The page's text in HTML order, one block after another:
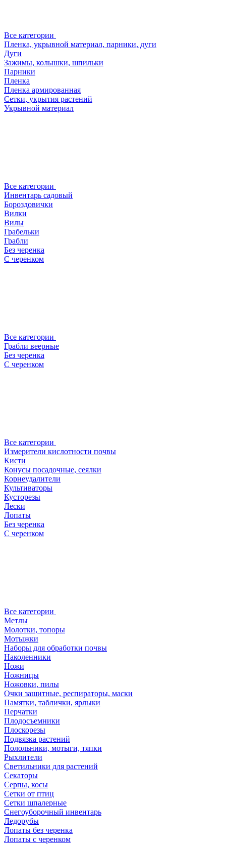
Все категории
Пленка, укрывной материал, парники, дуги
Дуги
Зажимы, колышки, шпильки
Парники
Пленка
Пленка армированная
Сетки, укрытия растений
Укрывной материал
Все категории
Инвентарь садовый
Бороздовички
Вилки
Вилы
Грабельки
Грабли
Без черенка
С черенком
Все категории
Грабли веерные
Без черенка
С черенком
Все категории
Измерители кислотности почвы
Кисти
Конусы посадочные, сеялки
Корнеудалители
Культиваторы
Кусторезы
Лески
Лопаты
Без черенка
С черенком
Все категории
Метлы
Молотки, топоры
Мотыжки
Наборы для обработки почвы
Наколенники
Ножи
Ножницы
Ножовки, пилы
Очки защитные, респираторы, маски
Памятки, таблички, ярлыки
Перчатки
Плодосъемники
Плоскорезы
Подвязка растений
Полольники, мотыги, тяпки
Рыхлители
Светильники для растений
Секаторы
Серпы, косы
Сетки от птиц
Сетки шпалерные
Снегоуборочный инвентарь
Ледорубы
Лопаты без черенка
Лопаты с черенком